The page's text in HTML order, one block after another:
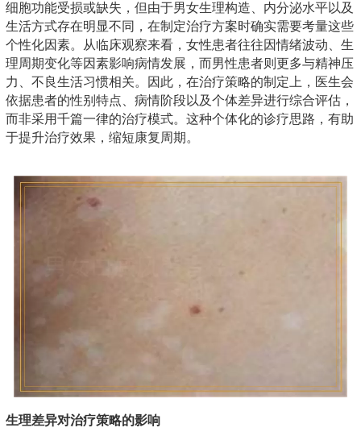
细胞功能受损或缺失，但由于男女生理构造、内分泌水平以及
生活方式存在明显不同，在制定治疗方案时确实需要考量这些
个性化因素。从临床观察来看，女性患者往往因情绪波动、生
理周期变化等因素影响病情发展，而男性患者则更多与精神压
力、不良生活习惯相关。因此，在治疗策略的制定上，医生会
依据患者的性别特点、病情阶段以及个体差异进行综合评估，
而非采用千篇一律的治疗模式。这种个体化的诊疗思路，有助
于提升治疗效果，缩短康复周期。
生理差异对治疗策略的影响